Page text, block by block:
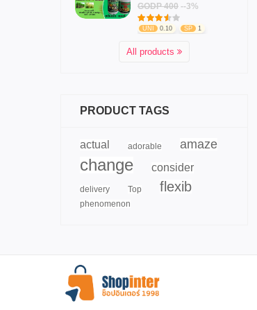
GODP 400 --3%
UNI 0.10 SP 1
All products
PRODUCT TAGS
actual adorable amaze
change consider
delivery Top flexib
phenomenon